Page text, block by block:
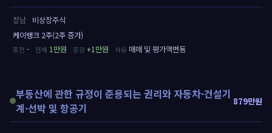
장남
비상장주식
케이뱅크 2주(2주 증가)
-
1만원 +1만원 매매 및 평가액변동
부동산에 관한 규정이 준용되는 권리와 자동차·건설기
계·선박 및 항공기
879만원